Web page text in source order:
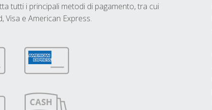
tutti i principali metodi di pagamento, tra cui
Visa e American Express.